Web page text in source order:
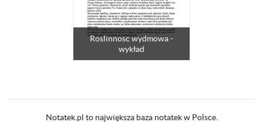
Roslinnosc wydmowa -
wykład
Notatek.pl to największa baza notatek w Polsce.